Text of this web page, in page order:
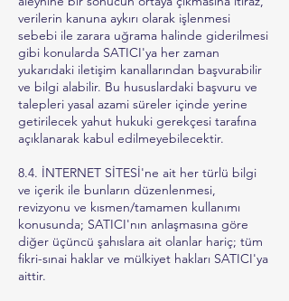
verilerin kanuna aykırı olarak işlenmesi
sebebi ile zarara uğrama halinde giderilmesi
gibi konularda SATICI'ya her zaman
yukarıdaki iletişim kanallarından başvurabilir
ve bilgi alabilir. Bu hususlardaki başvuru ve
talepleri yasal azami süreler içinde yerine
getirilecek yahut hukuki gerekçesi tarafına
açıklanarak kabul edilmeyebilecektir.
8.4. İNTERNET SİTESİ'ne ait her türlü bilgi
ve içerik ile bunların düzenlenmesi,
revizyonu ve kısmen/tamamen kullanımı
konusunda; SATICI'nın anlaşmasına göre
diğer üçüncü şahıslara ait olanlar hariç; tüm
fikri-sınai haklar ve mülkiyet hakları SATICI'ya
aittir.